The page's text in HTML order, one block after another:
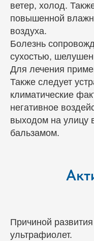
ветер, холод.
повышенной
воздуха.
Болезнь
сухостью,
Для лечения
Также следует
климатические
негативное
выходом на улицу
бальзамом.
Причиной
ультрафиолет.